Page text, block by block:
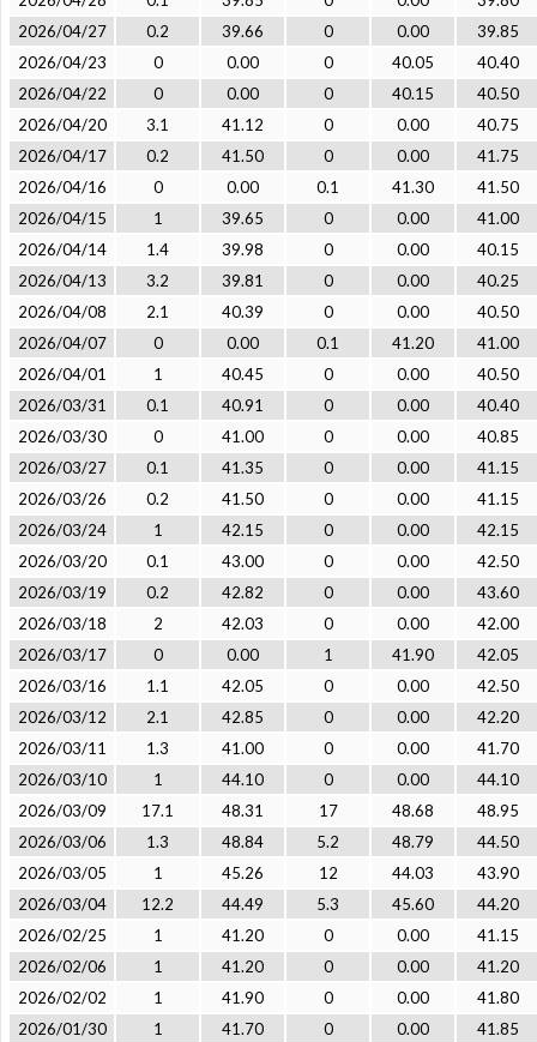
2026/04/27
0.2 39.66 0 0.00
39.85
2026/04/23
0 0.00 0 40.05
40.40
2026/04/22
0 0.00 0 40.15
40.50
2026/04/20
3.1 41.12 0 0.00
40.75
2026/04/17
0.2 41.50 0 0.00
41.75
2026/04/16
0 0.00 0.1 41.30
41.50
2026/04/15
1 39.65 0 0.00
41.00
2026/04/14
1.4 39.98 0 0.00
40.15
2026/04/13
3.2 39.81 0 0.00
40.25
2026/04/08
2.1 40.39 0 0.00
40.50
2026/04/07
0 0.00 0.1 41.20
41.00
2026/04/01
1 40.45 0 0.00
40.50
2026/03/31
0.1 40.91 0 0.00
40.40
2026/03/30
0 41.00 0 0.00
40.85
2026/03/27
0.1 41.35 0 0.00
41.15
2026/03/26
0.2 41.50 0 0.00
41.15
2026/03/24
1 42.15 0 0.00
42.15
2026/03/20
0.1 43.00 0 0.00
42.50
2026/03/19
0.2 42.82 0 0.00
43.60
2026/03/18
2 42.03 0 0.00
42.00
2026/03/17
0 0.00 1 41.90
42.05
2026/03/16
1.1 42.05 0 0.00
42.50
2026/03/12
2.1 42.85 0 0.00
42.20
2026/03/11
1.3 41.00 0 0.00
41.70
2026/03/10
1 44.10 0 0.00
44.10
2026/03/09
17.1 48.31 17 48.68
48.95
2026/03/06
1.3 48.84 5.2 48.79
44.50
2026/03/05
1 45.26 12 44.03
43.90
2026/03/04
12.2 44.49 5.3 45.60
44.20
2026/02/25
1 41.20 0 0.00
41.15
2026/02/06
1 41.20 0 0.00
41.20
2026/02/02
1 41.90 0 0.00
41.80
2026/01/30
1 41.70 0 0.00
41.85